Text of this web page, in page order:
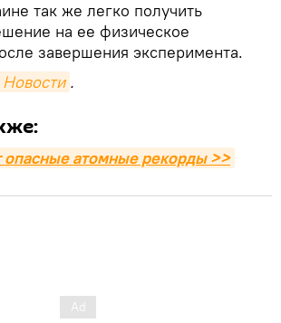
так же легко получить
на ее физическое
завершения эксперимента.
.
опасные атомные рекорды >>